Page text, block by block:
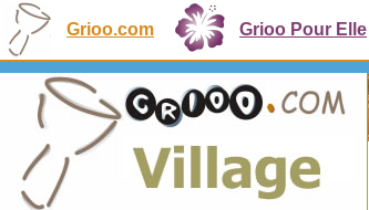
Grioo.com Grioo Pour Elle